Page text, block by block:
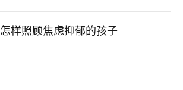
怎样照顾焦虑抑郁的孩子